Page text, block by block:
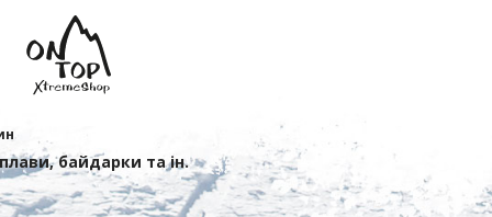
байдарки та ін.